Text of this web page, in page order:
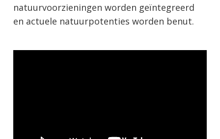
natuurvoorzieningen worden geïntegreerd
en actuele natuurpotenties worden benut.